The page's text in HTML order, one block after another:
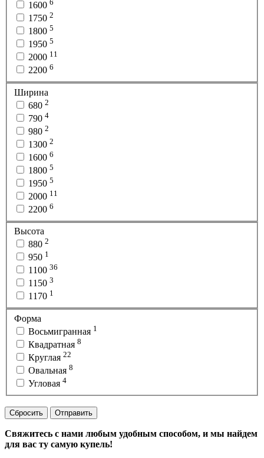
1600 6
1750 2
1800 5
1950 5
2000 11
2200 6
Ширина
680 2
790 4
980 2
1300 2
1600 6
1800 5
1950 5
2000 11
2200 6
Высота
880 2
950 1
1100 36
1150 3
1170 1
Форма
Восьмигранная 1
Квадратная 8
Круглая 22
Овальная 8
Угловая 4
Сбросить Отправить
Свяжитесь с нами любым удобным способом, и мы найдем
для вас ту самую купель!